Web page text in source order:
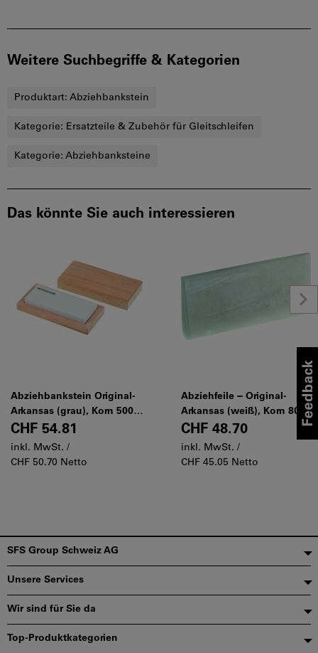
Weitere Suchbegriffe & Kategorien
Produktart: Abziehbankstein
Kategorie: Ersatzteile & Zubehör für Gleitschleifen
Kategorie: Abziehbanksteine
Das könnte Sie auch interessieren
Abziehbankstein Original-
Arkansas (grau), Korn 5000
im Holzetui, Länge× Breite:
100X40mm
CHF 54.81
inkl. MwSt. /
CHF 50.70 Netto
Abziehfeile − Original-
Arkansas (weiß), Korn 8000,
Hohlmeißel, Länge× Breite:
100X40mm
CHF 48.70
inkl. MwSt. /
CHF 45.05 Netto
Fußzeile
SFS Group Schweiz AG
Unsere Services
Wir sind für Sie da
Top-Produktkategorien